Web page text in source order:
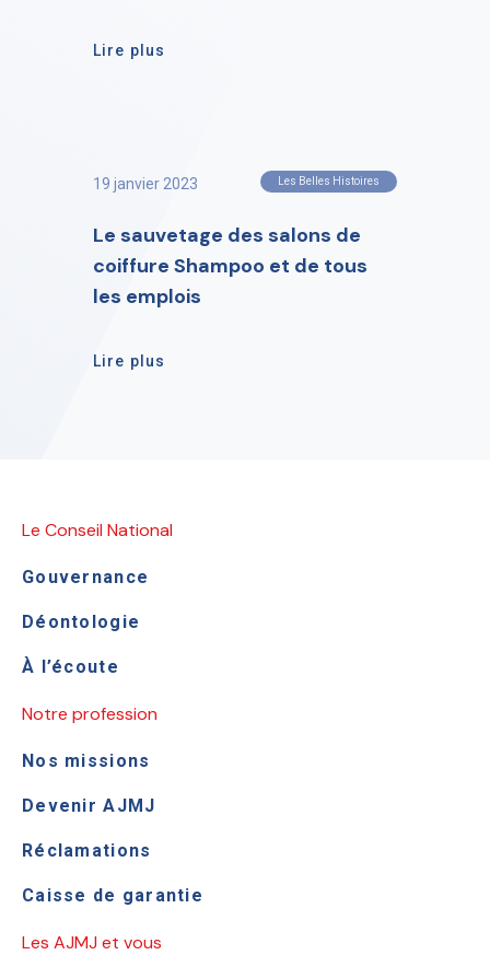
Lire plus
19 janvier 2023 Les Belles Histoires
Le sauvetage des salons de
coiffure Shampoo et de tous
les emplois
Lire plus
Le Conseil National
Gouvernance
Déontologie
À l’écoute
Notre profession
Nos missions
Devenir AJMJ
Réclamations
Caisse de garantie
Les AJMJ et vous